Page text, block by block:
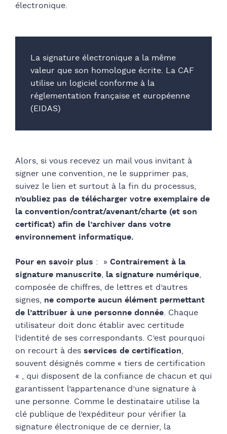
électronique.
La signature électronique a la même
valeur que son homologue écrite. La CAF
utilise un logiciel conforme à la
réglementation française et européenne
(EIDAS)
Alors, si vous recevez un mail vous invitant à
signer une convention, ne le supprimer pas,
suivez le lien et surtout à la fin du processus,
n’oubliez pas de télécharger votre exemplaire de
la convention/contrat/avenant/charte (et son
certificat) afin de l’archiver dans votre
environnement informatique.
Pour en savoir plus : » Contrairement à la
signature manuscrite, la signature numérique,
composée de chiffres, de lettres et d’autres
signes, ne comporte aucun élément permettant
de l’attribuer à une personne donnée. Chaque
utilisateur doit donc établir avec certitude
l’identité de ses correspondants. C’est pourquoi
on recourt à des services de certification,
souvent désignés comme « tiers de certification
« , qui disposent de la confiance de chacun et qui
garantissent l’appartenance d’une signature à
une personne. Comme le destinataire utilise la
clé publique de l’expéditeur pour vérifier la
signature électronique de ce dernier, la